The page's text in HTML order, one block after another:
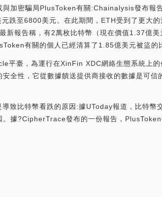
加密騙局PlusToken有關:Chainalysis發布報
跌至6800美元。在此期間，ETH受到了更大
新報告稱，有2萬枚比特幣（現在價值1.37億
有關的個人已經清算了1.85億美元被盜
平臺，為運行在XinFin XDC網絡生態系統上
安全性，它從數據饋送提供商接收的數據是可
致比特幣看跌的原因:據UToday報道，比特
。據?CipherTrace發布的一份報告，